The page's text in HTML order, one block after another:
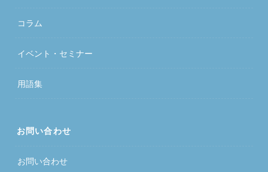
コラム
イベント・セミナー
用語集
お問い合わせ
お問い合わせ